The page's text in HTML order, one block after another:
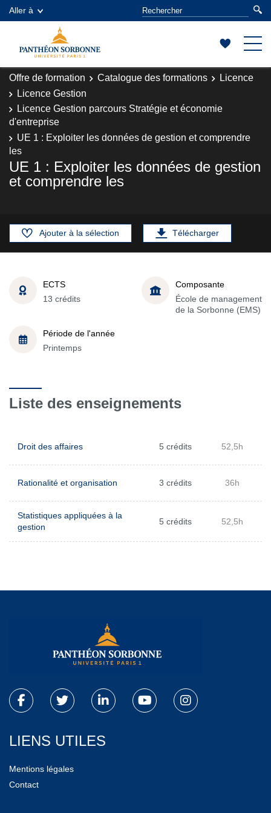
Aller à
Offre de formation Catalogue des formations
Licence
Licence Gestion
Licence Gestion parcours Stratégie et économie
d'entreprise
UE 1 : Exploiter les données de gestion et comprendre
les
UE 1 : Exploiter les données de gestion
et comprendre les
Ajouter à la sélection Télécharger
ECTS
13 crédits
Composante
École de management
de la Sorbonne (EMS)
Période de l'année
Printemps
Liste des enseignements
Droit des affaires 5 crédits 52,5h
Rationalité et organisation 3 crédits 36h
Statistiques appliquées à la
gestion
5 crédits 52,5h
LIENS UTILES
Mentions légales
Contact